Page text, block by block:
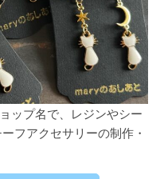
ップ名で、レジンやシー
フアクセサリーの制作・